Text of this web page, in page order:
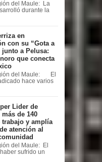
del Maule: La
durante la
en
con su “Gota a
junto a Pelusa:
que conecta
del Maule: El
hace varios
Lider de
de 140
trabajo y amplía
atención al
del Maule: El
sufrido un